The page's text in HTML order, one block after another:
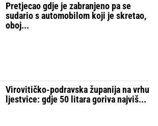
Pretjecao gdje je zabranjeno pa se
sudario s automobilom koji je skretao,
oboj...
Virovitičko-podravska županija na vrhu
ljestvice: gdje 50 litara goriva najviš...